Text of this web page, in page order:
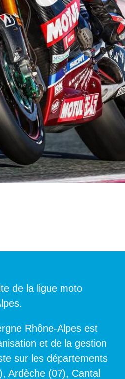
de la ligue moto
Rhône-Alpes est
et de la gestion
sur les départements
Ardèche (07), Cantal